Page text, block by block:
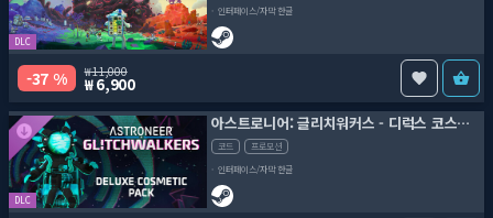
DLC
인터페이스/자막 한글
37 % 11,000
6,900
DLC
아스트로니어: 글리치워커스 - 디럭스 코스메틱 팩
코드
프로모션
인터페이스/자막 한글